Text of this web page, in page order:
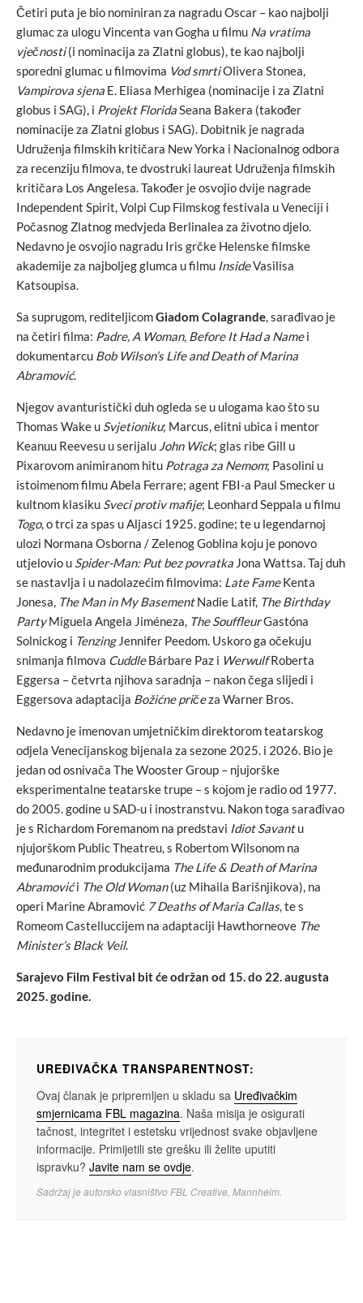
Četiri puta je bio nominiran za nagradu Oscar – kao najbolji
glumac za ulogu Vincenta van Gogha u filmu Na vratima
vječnosti(i nominacija za Zlatni globus), te kao najbolji
sporedni glumac u filmovima Vod smrtiOlivera Stonea,
Vampirova sjena E. Eliasa Merhigea (nominacije i za Zlatni
globus i SAG), i Projekt FloridaSeana Bakera (također
nominacije za Zlatni globus i SAG). Dobitnik je nagrada
Udruženja filmskih kritičara New Yorka i Nacionalnog odbora
za recenziju filmova, te dvostruki laureat Udruženja filmskih
kritičara Los Angelesa. Također je osvojio dvije nagrade
Independent Spirit, Volpi Cup Filmskog festivala u Veneciji i
Počasnog Zlatnog medvjeda Berlinalea za životno djelo.
Nedavno je osvojio nagradu Iris grčke Helenske filmske
akademije za najboljeg glumca u filmu InsideVasilisa
Katsoupisa.
Sa suprugom, rediteljicomGiadom Colagrande, sarađivao je
na četiri filma: Padre, A Woman, Before It Had a Namei
dokumentarcu Bob Wilson’s Life and Death of Marina
Abramović.
Njegov avanturistički duh ogleda se u ulogama kao što su
Thomas Wake u Svjetioniku; Marcus, elitni ubica i mentor
Keanuu Reevesu u serijalu John Wick; glas ribe Gill u
Pixarovom animiranom hitu Potraga za Nemom; Pasolini u
istoimenom filmu Abela Ferrare; agent FBI-a Paul Smecker u
kultnom klasiku Sveci protiv mafije; Leonhard Seppala u filmu
Togo, o trci za spas u Aljasci 1925. godine; te u legendarnoj
ulozi Normana Osborna / Zelenog Goblina koju je ponovo
utjelovio u Spider-Man: Put bez povratka Jona Wattsa. Taj duh
se nastavlja i u nadolazećim filmovima: Late FameKenta
Jonesa, The Man in My BasementNadie Latif, The Birthday
PartyMiguela Angela Jiméneza, The SouffleurGastóna
Solnickog i TenzingJennifer Peedom. Uskoro ga očekuju
snimanja filmova CuddleBárbare Paz i WerwulfRoberta
Eggersa – četvrta njihova saradnja – nakon čega slijedi i
Eggersova adaptacija Božićne pričeza Warner Bros.
Nedavno je imenovan umjetničkim direktorom teatarskog
odjela Venecijanskog bijenala za sezone 2025. i 2026. Bio je
jedan od osnivača The Wooster Group – njujorške
eksperimentalne teatarske trupe – s kojom je radio od 1977.
do 2005. godine u SAD-u i inostranstvu. Nakon toga sarađivao
je s Richardom Foremanom na predstavi Idiot Savantu
njujorškom Public Theatreu, s Robertom Wilsonom na
međunarodnim produkcijama The Life & Death of Marina
Abramovići The Old Woman(uz Mihaila Barišnjikova), na
operi Marine Abramović 7 Deaths of Maria Callas, te s
Romeom Castelluccijem na adaptaciji Hawthorneove The
Minister’s Black Veil.
Sarajevo Film Festival bit će održan od 15. do 22. augusta
2025. godine.
UREĐIVAČKA TRANSPARENTNOST:
Ovaj članak je pripremljen u skladu sa Uređivačkim
smjernicama FBL magazina. Naša misija je osigurati
tačnost, integritet i estetsku vrijednost svake objavljene
informacije. Primijetili ste grešku ili želite uputiti
ispravku? Javite nam se ovdje.
Sadržaj je autorsko vlasništvo FBL Creative, Mannheim.